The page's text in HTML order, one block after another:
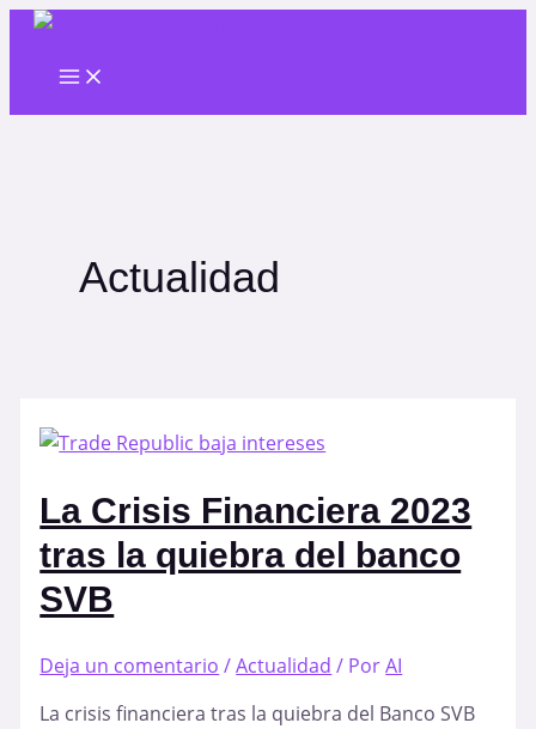
contenido
Main
Menu
Actualidad
La Crisis Financiera 2023
tras la quiebra del banco
SVB
Deja un comentario /Actualidad / PorAI
La crisis financiera tras la quiebra del Banco SVB